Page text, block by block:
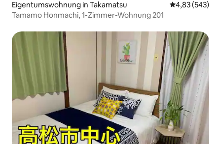
Eigentumswohnung in Takamatsu
4,83 (543)
Tamamo Honmachi, 1-Zimmer-Wohnung 201